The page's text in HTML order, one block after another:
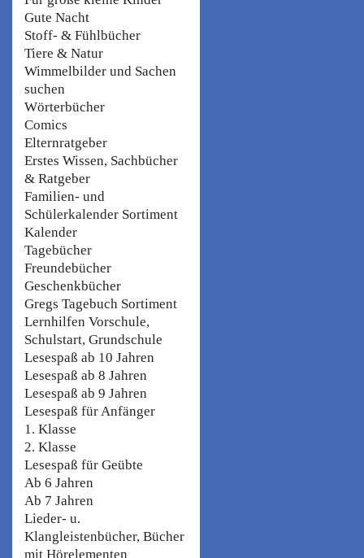
Gute Nacht
Stoff- & Fühlbücher
Tiere & Natur
Wimmelbilder und Sachen
suchen
Wörterbücher
Comics
Elternratgeber
Erstes Wissen, Sachbücher
& Ratgeber
Familien- und
Schülerkalender Sortiment
Kalender
Tagebücher
Freundebücher
Geschenkbücher
Gregs Tagebuch Sortiment
Lernhilfen Vorschule,
Schulstart, Grundschule
Lesespaß ab 10 Jahren
Lesespaß ab 8 Jahren
Lesespaß ab 9 Jahren
Lesespaß für Anfänger
1. Klasse
2. Klasse
Lesespaß für Geübte
Ab 6 Jahren
Ab 7 Jahren
Lieder- u.
Klangleistenbücher, Bücher
mit Hörelementen